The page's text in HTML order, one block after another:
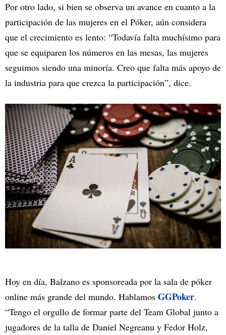
Por otro lado, si bien se observa un avance en cuanto a la
participación de las mujeres en el Póker, aún considera
que el crecimiento es lento: “Todavía falta muchísimo para
que se equiparen los números en las mesas, las mujeres
seguimos siendo una minoría. Creo que falta más apoyo de
la industria para que crezca la participación”, dice.
Hoy en día, Balzano es sponsoreada por la sala de póker
online más grande del mundo. Hablamos GGPoker.
“Tengo el orgullo de formar parte del Team Global junto a
jugadores de la talla de Daniel Negreanu y Fedor Holz,